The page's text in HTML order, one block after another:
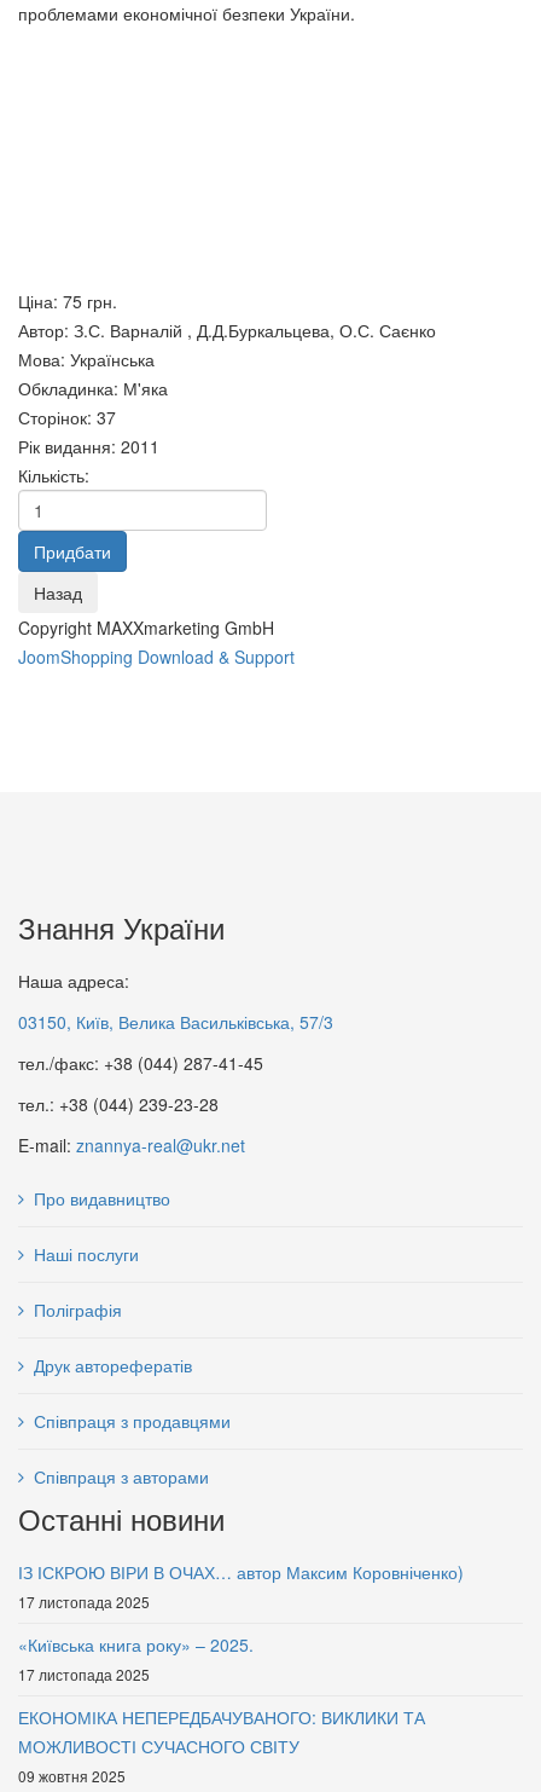
В. І. Кушерець Час нового
просвітництва
99 грн.
О.
250 грн.
процес Навчальний посібник.
73 грн.
наука України: Івано-
99 грн.
Вища педагогічна освіта і
сьогодення та перспективи
область
65 грн.
проблемами економічної безпеки України.
Ціна: 75 грн.
Автор: З.С. Варналій , Д.Д.Буркальцева, О.С. Саєнко
Мова: Українська
Обкладинка: М'яка
Сторінок: 37
Рік видання: 2011
Кількість:
Copyright MAXXmarketing GmbH
JoomShopping Download & Support
Знання України
Наша адреса:
03150, Київ, Велика Васильківська, 57/3
тел./факс: +38 (044) 287-41-45
тел.: +38 (044) 239-23-28
E-mail: znannya-real@ukr.net
Про видавництво
Наші послуги
Поліграфія
Друк авторефератів
Співпраця з продавцями
Співпраця з авторами
Останні новини
ІЗ ІСКРОЮ ВІРИ В ОЧАХ… автор Максим Коровніченко)
17 листопада 2025
«Київська книга року» – 2025.
17 листопада 2025
ЕКОНОМІКА НЕПЕРЕДБАЧУВАНОГО: ВИКЛИКИ ТА
МОЖЛИВОСТІ СУЧАСНОГО СВІТУ
09 жовтня 2025